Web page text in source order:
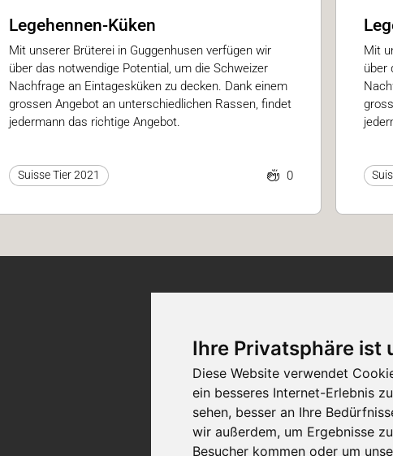
Ihre Privatsphäre ist
Diese Website verwendet
ein besseres Internet-Erlebnis
sehen, besser an Ihre
wir außerdem, um Ergebnisse
Besucher kommen oder um
Legehennen-Küken
Mit unserer Brüterei in Guggenhusen verfügen wir
über das notwendige Potential, um die Schweizer
Nachfrage an Eintagesküken zu decken. Dank einem
grossen Angebot an unterschiedlichen Rassen, findet
jedermann das richtige Angebot.
Suisse Tier 2021 0
Mit
über
Kontakt